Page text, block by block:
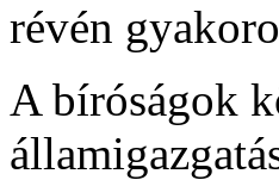
révén
A bíróságok